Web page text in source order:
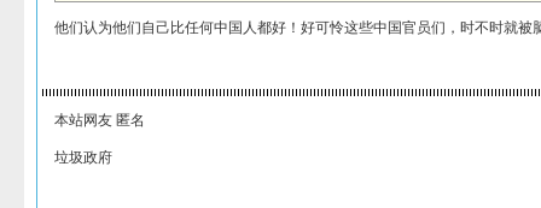
他们认为他们自己比任何中国人都好！好可怜这些中国官员们，时不时就被
本站网友 匿名
垃圾政府